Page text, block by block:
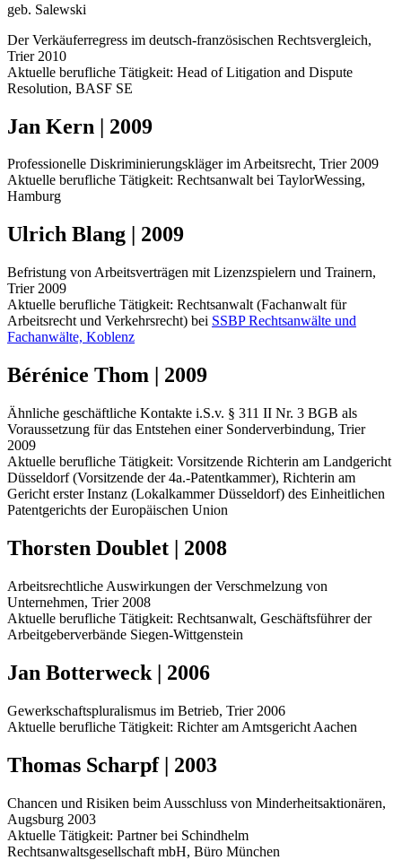
geb. Salewski
Der Verkäuferregress im deutsch-französischen Rechtsvergleich,
Trier 2010
Aktuelle berufliche Tätigkeit: Head of Litigation and Dispute
Resolution, BASF SE
Jan Kern | 2009
Professionelle Diskriminierungskläger im Arbeitsrecht, Trier 2009
Aktuelle berufliche Tätigkeit: Rechtsanwalt bei TaylorWessing,
Hamburg
Ulrich Blang | 2009
Befristung von Arbeitsverträgen mit Lizenzspielern und Trainern,
Trier 2009
Aktuelle berufliche Tätigkeit: Rechtsanwalt (Fachanwalt für
Arbeitsrecht und Verkehrsrecht) bei SSBP Rechtsanwälte und
Fachanwälte, Koblenz
Bérénice Thom | 2009
Ähnliche geschäftliche Kontakte i.S.v. § 311 II Nr. 3 BGB als
Voraussetzung für das Entstehen einer Sonderverbindung, Trier
2009
Aktuelle berufliche Tätigkeit: Vorsitzende Richterin am Landgericht
Düsseldorf (Vorsitzende der 4a.-Patentkammer), Richterin am
Gericht erster Instanz (Lokalkammer Düsseldorf) des Einheitlichen
Patentgerichts der Europäischen Union
Thorsten Doublet | 2008
Arbeitsrechtliche Auswirkungen der Verschmelzung von
Unternehmen, Trier 2008
Aktuelle berufliche Tätigkeit: Rechtsanwalt, Geschäftsführer der
Arbeitgeberverbände Siegen-Wittgenstein
Jan Botterweck | 2006
Gewerkschaftspluralismus im Betrieb, Trier 2006
Aktuelle berufliche Tätigkeit: Richter am Amtsgericht Aachen
Thomas Scharpf | 2003
Chancen und Risiken beim Ausschluss von Minderheitsaktionären,
Augsburg 2003
Aktuelle Tätigkeit: Partner bei Schindhelm
Rechtsanwaltsgesellschaft mbH, Büro München